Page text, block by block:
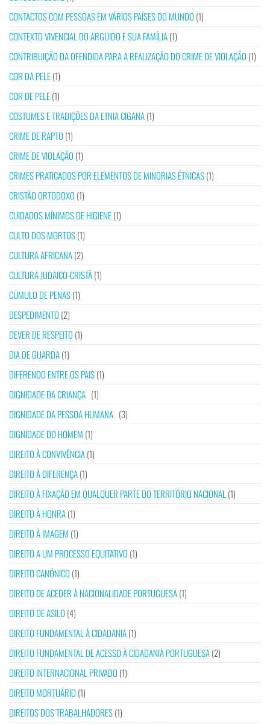
CONTACTOS COM PESSOAS EM VÁRIOS PAÍSES DO MUNDO (1)
CONTEXTO VIVENCIAL DO ARGUIDO E SUA FAMÍLIA(1)
CONTRIBUIÇÃO DA OFENDIDA PARA A REALIZAÇÃO DO CRIME DE VIOLAÇÃO (1)
COR DA PELE(1)
COR DE PELE(1)
COSTUMES E TRADIÇÕES DA ETNIA CIGANA(1)
CRIME DE RAPTO (1)
CRIME DE VIOLAÇÃO (1)
CRIMES PRATICADOS POR ELEMENTOS DE MINORIAS ÉTNICAS(1)
CRISTÃO ORTODOXO (1)
CUIDADOS MÍNIMOS DE HIGIENE(1)
CULTO DOS MORTOS(1)
CULTURA AFRICANA(2)
CULTURA JUDAICO-CRISTÃ(1)
CÚMULO DE PENAS(1)
DESPEDIMENTO (2)
DEVER DE RESPEITO (1)
DIA DE GUARDA(1)
DIFERENDO ENTRE OS PAIS(1)
DIGNIDADE DA CRIANÇA (1)
DIGNIDADE DA PESSOA HUMANA (3)
DIGNIDADE DO HOMEM (1)
DIREITO À CONVIVÊNCIA(1)
DIREITO À DIFERENÇA(1)
DIREITO À FIXAÇÃO EM QUALQUER PARTE DO TERRITÓRIO NACIONAL (1)
DIREITO À HONRA(1)
DIREITO À IMAGEM (1)
DIREITO A UM PROCESSO EQUITATIVO (1)
DIREITO CANÓNICO (1)
DIREITO DE ACEDER À NACIONALIDADE PORTUGUESA(1)
DIREITO DE ASILO (4)
DIREITO FUNDAMENTAL À CIDADANIA(1)
DIREITO FUNDAMENTAL DE ACESSO À CIDADANIA PORTUGUESA(2)
DIREITO INTERNACIONAL PRIVADO (1)
DIREITO MORTUÁRIO (1)
DIREITOS DOS TRABALHADORES(1)